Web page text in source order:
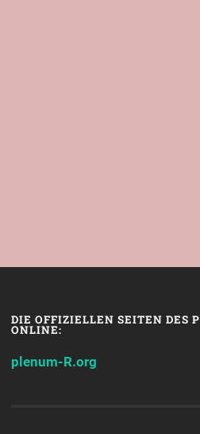
DIE OFFIZIELLEN SEITEN DES
ONLINE:
plenum-R.org